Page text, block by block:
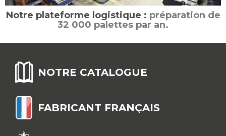
Notre plateforme logistique : préparation de
32 000 palettes par an.
NOTRE CATALOGUE
FABRICANT FRANÇAIS